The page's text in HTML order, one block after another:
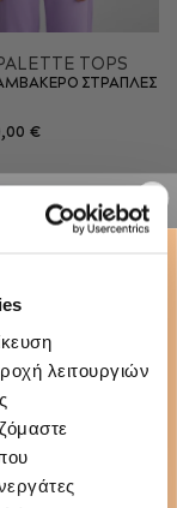
λειτουργιών
TOPS
ΣΤΡΑΠΛΕΣ
€
-20%